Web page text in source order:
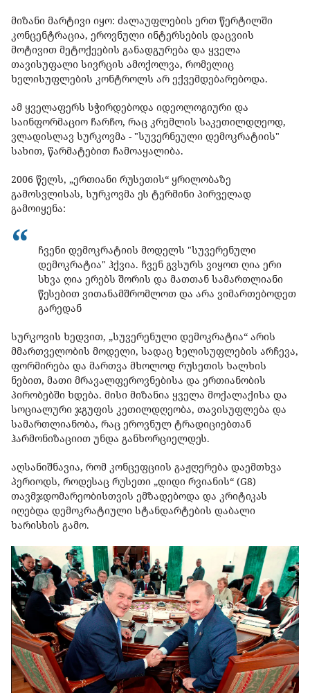
მიზანი მარტივი იყო: ძალაუფლების ერთ წერტილში
კონცენტრაცია, ეროვნული ინტერსების დაცვიის
მოტივით მეტოქეების განადგურება და ყველა
თავისუფალი სივრცის ამოქოლვა, რომელიც
ხელისუფლების კონტროლს არ ექვემდებარებოდა.
ამ ყველაფერს სჭირდებოდა იდეოლოგიური და
საინფორმაციო ჩარჩო, რაც კრემლის საკეთილდღეოდ,
ვლადისლავ სურკოვმა - "სუვერნეული დემოკრატიის"
სახით, წარმატებით ჩამოაყალიბა.
2006 წელს, „ერთიანი რუსეთის“ ყრილობაზე
გამოსვლისას, სურკოვმა ეს ტერმინი პირველად
გამოიყენა:
ჩვენი დემოკრატიის მოდელს "სუვერენული
დემოკრატია" ჰქვია. ჩვენ გვსურს ვიყოთ ღია ერი
სხვა ღია ერებს შორის და მათთან სამართლიანი
წესებით ვითანამშრომლოთ და არა ვიმართებოდეთ
გარედან
სურკოვის ხედვით, „სუვერენული დემოკრატია“ არის
მმართველობის მოდელი, სადაც ხელისუფლების არჩევა,
ფორმირება და მართვა მხოლოდ რუსეთის ხალხის
ნებით, მათი მრავალფეროვნებისა და ერთიანობის
პირობებში ხდება. მისი მიზანია ყველა მოქალაქისა და
სოციალური ჯგუფის კეთილდღეობა, თავისუფლება და
სამართლიანობა, რაც ეროვნულ ტრადიციებთან
ჰარმონიზაციით უნდა განხორციელდეს.
აღსანიშნავია, რომ კონცეფციის გაჟღერება დაემთხვა
პერიოდს, როდესაც რუსეთი „დიდი რვიანის“ (G8)
თავმჯდომარეობისთვის ემზადებოდა და კრიტიკას
იღებდა დემოკრატიული სტანდარტების დაბალი
ხარისხის გამო.